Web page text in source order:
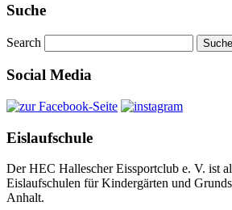
Suche
Search
Social Media
Eislaufschule
Der HEC Hallescher Eissportclub e. V. ist
Eislaufschulen für Kindergärten und
Anhalt.